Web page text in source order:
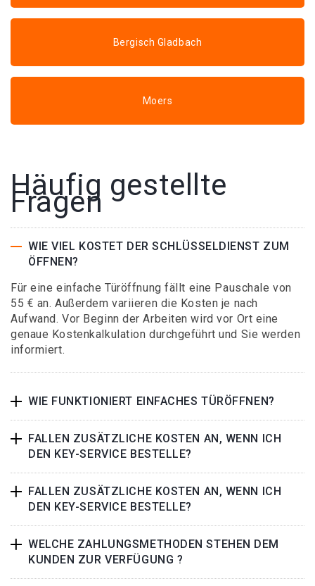
Bergisch Gladbach
Moers
Häufig gestellte
Fragen
WIE VIEL KOSTET DER SCHLÜSSELDIENST ZUM
ÖFFNEN?
Für eine einfache Türöffnung fällt eine Pauschale von
55 € an. Außerdem variieren die Kosten je nach
Aufwand. Vor Beginn der Arbeiten wird vor Ort eine
genaue Kostenkalkulation durchgeführt und Sie werden
informiert.
WIE FUNKTIONIERT EINFACHES TÜRÖFFNEN?
FALLEN ZUSÄTZLICHE KOSTEN AN, WENN ICH
DEN KEY-SERVICE BESTELLE?
FALLEN ZUSÄTZLICHE KOSTEN AN, WENN ICH
DEN KEY-SERVICE BESTELLE?
WELCHE ZAHLUNGSMETHODEN STEHEN DEM
KUNDEN ZUR VERFÜGUNG ?